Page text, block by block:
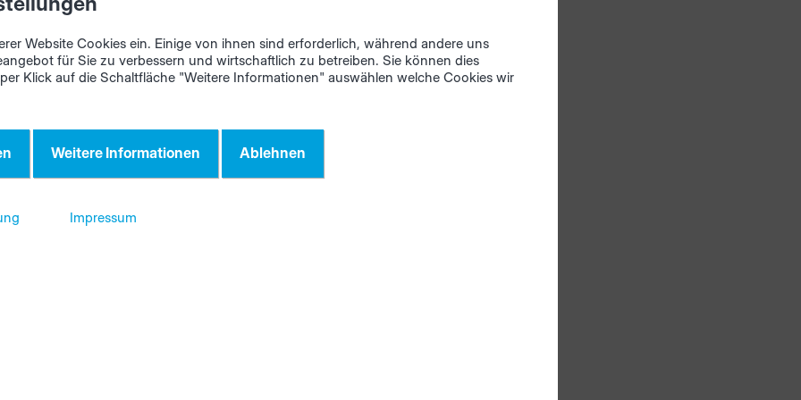
haben – zwischenzwei unterschiedlichen Etiketten-
Etiketten
Website Cookies ein. Einige von ihnen sind erforderlich, während andere uns
für Sie zu verbessern und wirtschaftlich zu betreiben. Sie können dies
per Klick auf die Schaltfläche "Weitere Informationen" auswählen welche Cookies wir
Weitere Informationen Ablehnen
Impressum